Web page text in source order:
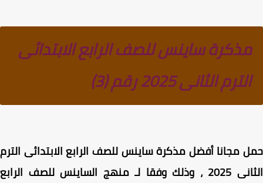
مذكرة ساينس للصف الرابع الابتدائى
الترم الثانى 2025 رقم (3)
مجاناأفضل مذكرة ساينس للصف الرابع الابتدائى الترم
، وذلك
وفقا لـمنهج الساينس للصف الرابع